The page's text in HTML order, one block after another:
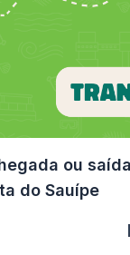
ou
do Sauípe